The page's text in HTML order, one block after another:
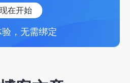
现在开始
，无需绑定